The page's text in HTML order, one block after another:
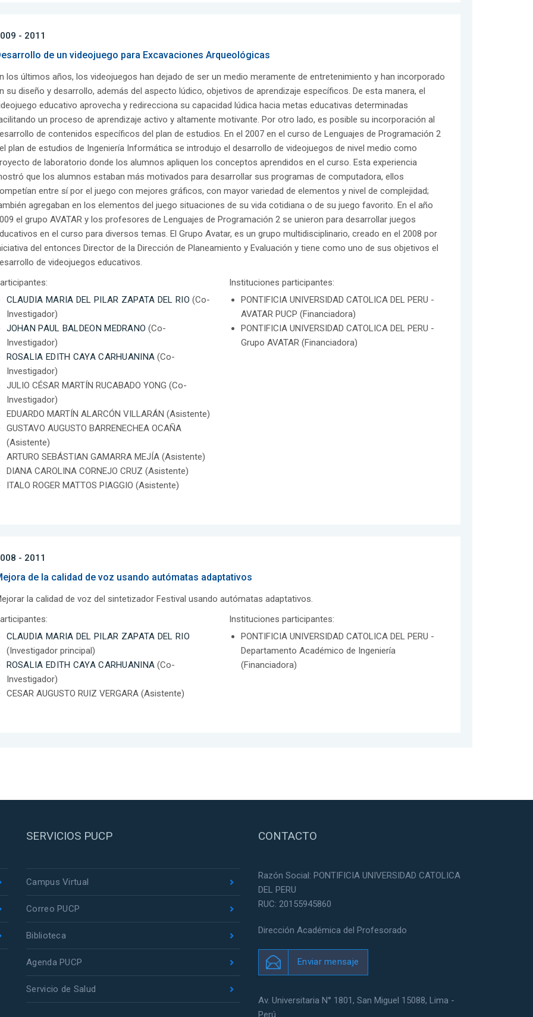
- 2011
de un videojuego para Excavaciones Arqueológicas
los últimos años, los videojuegos han dejado de ser un medio meramente de entretenimiento y han incorporado
su diseño y desarrollo, además del aspecto lúdico, objetivos de aprendizaje específicos. De esta manera, el
educativo aprovecha y redirecciona su capacidad lúdica hacia metas educativas determinadas
un proceso de aprendizaje activo y altamente motivante. Por otro lado, es posible su incorporación al
de contenidos específicos del plan de estudios. En el 2007 en el curso de Lenguajes de Programación 2
plan de estudios de Ingeniería Informática se introdujo el desarrollo de videojuegos de nivel medio como
de laboratorio donde los alumnos apliquen los conceptos aprendidos en el curso. Esta experiencia
que los alumnos estaban más motivados para desarrollar sus programas de computadora, ellos
entre sí por el juego con mejores gráficos, con mayor variedad de elementos y nivel de complejidad;
agregaban en los elementos del juego situaciones de su vida cotidiana o de su juego favorito. En el año
el grupo AVATAR y los profesores de Lenguajes de Programación 2 se unieron para desarrollar juegos
en el curso para diversos temas. El Grupo Avatar, es un grupo multidisciplinario, creado en el 2008 por
del entonces Director de la Dirección de Planeamiento y Evaluación y tiene como uno de sus objetivos el
de videojuegos educativos.
CLAUDIA MARIA DEL PILAR ZAPATA DEL RIO (Co-
Investigador)
JOHAN PAUL BALDEON MEDRANO (Co-
Investigador)
ROSALIA EDITH CAYA CARHUANINA (Co-
Investigador)
JULIO CÉSAR MARTÍN RUCABADO YONG (Co-
Investigador)
EDUARDO MARTÍN ALARCÓN VILLARÁN (Asistente)
GUSTAVO AUGUSTO BARRENECHEA OCAÑA
(Asistente)
ARTURO SEBÁSTIAN GAMARRA MEJÍA (Asistente)
DIANA CAROLINA CORNEJO CRUZ (Asistente)
ITALO ROGER MATTOS PIAGGIO (Asistente)
Instituciones participantes:
PONTIFICIA UNIVERSIDAD CATOLICA DEL PERU -
AVATAR PUCP (Financiadora)
PONTIFICIA UNIVERSIDAD CATOLICA DEL PERU -
Grupo AVATAR (Financiadora)
- 2011
de la calidad de voz usando autómatas adaptativos
la calidad de voz del sintetizador Festival usando autómatas adaptativos.
CLAUDIA MARIA DEL PILAR ZAPATA DEL RIO
(Investigador principal)
ROSALIA EDITH CAYA CARHUANINA (Co-
Investigador)
CESAR AUGUSTO RUIZ VERGARA (Asistente)
Instituciones participantes:
PONTIFICIA UNIVERSIDAD CATOLICA DEL PERU -
Departamento Académico de Ingeniería
(Financiadora)
SERVICIOS PUCP
Campus Virtual
Correo PUCP
Biblioteca
Agenda PUCP
Servicio de Salud
CONTACTO
Razón Social: PONTIFICIA UNIVERSIDAD CATOLICA
DEL PERU
RUC: 20155945860
Dirección Académica del Profesorado
Enviar mensaje
Av. Universitaria N° 1801, San Miguel 15088, Lima -
Perú